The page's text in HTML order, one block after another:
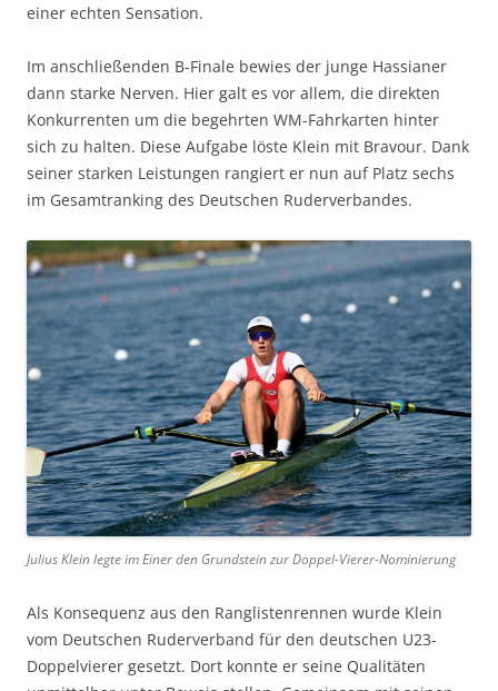
einer echten Sensation.
Im anschließenden B-Finale bewies der junge Hassianer
dann starke Nerven. Hier galt es vor allem, die direkten
Konkurrenten um die begehrten WM-Fahrkarten hinter
sich zu halten. Diese Aufgabe löste Klein mit Bravour. Dank
seiner starken Leistungen rangiert er nun auf Platz sechs
im Gesamtranking des Deutschen Ruderverbandes.
Julius Klein legte im Einer den Grundstein zur Doppel-Vierer-Nominierung
Als Konsequenz aus den Ranglistenrennen wurde Klein
vom Deutschen Ruderverband für den deutschen U23-
Doppelvierer gesetzt. Dort konnte er seine Qualitäten